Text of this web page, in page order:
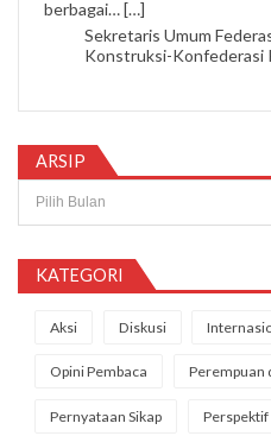
berbagai…[…]
Sekretaris Umum
Konstruksi-Konfederasi
ARSIP
KATEGORI
Aksi Diskusi
Opini Pembaca Perempuan
Pernyataan Sikap Perspektif